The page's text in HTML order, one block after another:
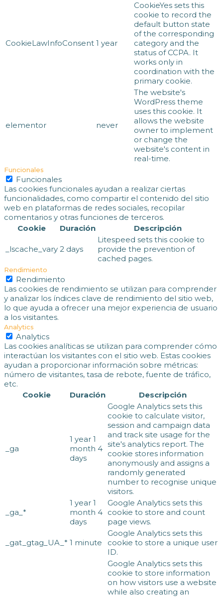
CookieLawInfoConsent 1 year
CookieYes sets this
cookie to record the
default button state
of the corresponding
category and the
status of CCPA. It
works only in
coordination with the
primary cookie.
elementor never
The website's
WordPress theme
uses this cookie. It
allows the website
owner to implement
or change the
website's content in
real-time.
Funcionales
Funcionales
Las cookies funcionales ayudan a realizar ciertas
funcionalidades, como compartir el contenido del sitio
web en plataformas de redes sociales, recopilar
comentarios y otras funciones de terceros.
Cookie
Duración Descripción
_lscache_vary 2 days
Litespeed sets this cookie to
provide the prevention of
cached pages.
Rendimiento
Rendimiento
Las cookies de rendimiento se utilizan para comprender
y analizar los índices clave de rendimiento del sitio web,
lo que ayuda a ofrecer una mejor experiencia de usuario
a los visitantes.
Analytics
Analytics
Las cookies analíticas se utilizan para comprender cómo
interactúan los visitantes con el sitio web. Estas cookies
ayudan a proporcionar información sobre métricas:
número de visitantes, tasa de rebote, fuente de tráfico,
etc.
Cookie
Duración Descripción
_ga
1 year 1
month 4
days
Google Analytics sets this
cookie to calculate visitor,
session and campaign data
and track site usage for the
site's analytics report. The
cookie stores information
anonymously and assigns a
randomly generated
number to recognise unique
visitors.
_ga_*
1 year 1
month 4
days
Google Analytics sets this
cookie to store and count
page views.
_gat_gtag_UA_* 1 minute
Google Analytics sets this
cookie to store a unique user
ID.
Google Analytics sets this
cookie to store information
on how visitors use a website
while also creating an